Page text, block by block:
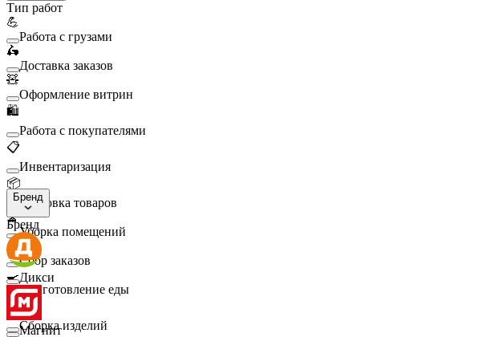
Тип работ
💪
Работа с грузами
🛵
Доставка заказов
🧸
Оформление витрин
🛍️
Работа с покупателями
📋
Инвентаризация
📦
Упаковка товаров
🧹
Уборка помещений
🛒
Сбор заказов
🍳
Приготовление еды
🛠️
Сборка изделий
Бренд
Бренд
Дикси
Магнит